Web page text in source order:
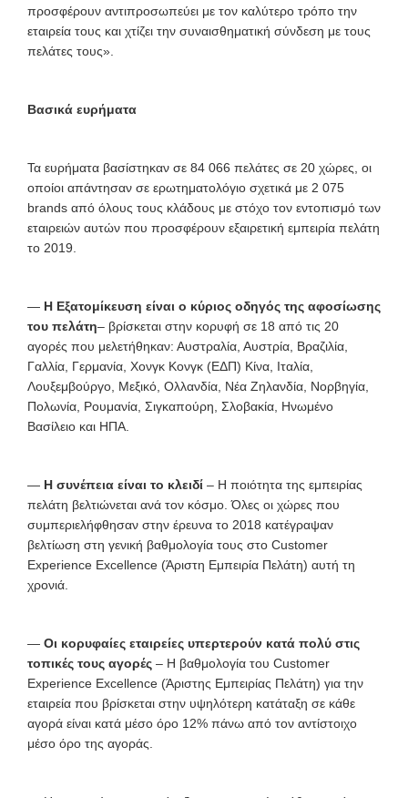
προσφέρουν αντιπροσωπεύει με τον καλύτερο τρόπο την
εταιρεία τους και χτίζει την συναισθηματική σύνδεση με τους
πελάτες τους».
Βασικά ευρήματα
Τα ευρήματα βασίστηκαν σε 84 066 πελάτες σε 20 χώρες, οι
οποίοι απάντησαν σε ερωτηματολόγιο σχετικά με 2 075
brands από όλους τους κλάδους με στόχο τον εντοπισμό των
εταιρειών αυτών που προσφέρουν εξαιρετική εμπειρία πελάτη
το 2019.
— Η Εξατομίκευση είναι ο κύριος οδηγός της αφοσίωσης
του πελάτη– βρίσκεται στην κορυφή σε 18 από τις 20
αγορές που μελετήθηκαν: Αυστραλία, Αυστρία, Βραζιλία,
Γαλλία, Γερμανία, Χονγκ Κονγκ (ΕΔΠ) Κίνα, Ιταλία,
Λουξεμβούργο, Μεξικό, Ολλανδία, Νέα Ζηλανδία, Νορβηγία,
Πολωνία, Ρουμανία, Σιγκαπούρη, Σλοβακία, Ηνωμένο
Βασίλειο και ΗΠΑ.
— Η συνέπεια είναι το κλειδί – Η ποιότητα της εμπειρίας
πελάτη βελτιώνεται ανά τον κόσμο. Όλες οι χώρες που
συμπεριελήφθησαν στην έρευνα το 2018 κατέγραψαν
βελτίωση στη γενική βαθμολογία τους στο Customer
Experience Excellence (Άριστη Εμπειρία Πελάτη) αυτή τη
χρονιά.
— Οι κορυφαίες εταιρείες υπερτερούν κατά πολύ στις
τοπικές τους αγορές – Η βαθμολογία του Customer
Experience Excellence (Άριστης Εμπειρίας Πελάτη) για την
εταιρεία που βρίσκεται στην υψηλότερη κατάταξη σε κάθε
αγορά είναι κατά μέσο όρο 12% πάνω από τον αντίστοιχο
μέσο όρο της αγοράς.